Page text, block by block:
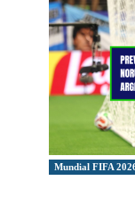
Mundial FIFA